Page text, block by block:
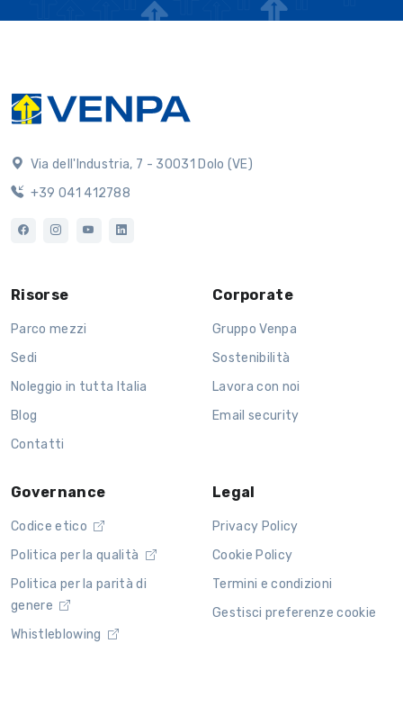
Via dell'Industria, 7 - 30031 Dolo (VE)
+39 041 412788
Risorse
Parco mezzi
Sedi
Noleggio in tutta Italia
Blog
Contatti
Corporate
Gruppo Venpa
Sostenibilità
Lavora con noi
Email security
Governance
Codice etico
Politica per la qualità
Politica per la parità di
genere
Whistleblowing
Legal
Privacy Policy
Cookie Policy
Termini e condizioni
Gestisci preferenze cookie